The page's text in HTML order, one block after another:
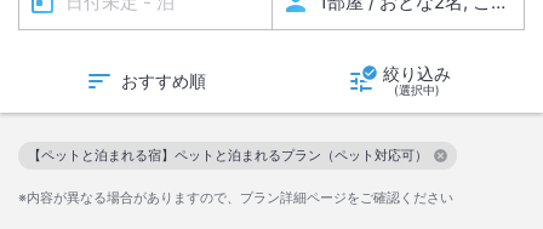
おすすめ順 絞り込み
(選択中)
【ペットと泊まれる宿】ペットと泊まれるプラン（ペット対応可）
この絞り込み条件を解除
※内容が異なる場合がありますので、プラン詳細ページをご確認ください